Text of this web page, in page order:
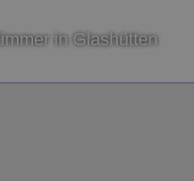
in Glashütten